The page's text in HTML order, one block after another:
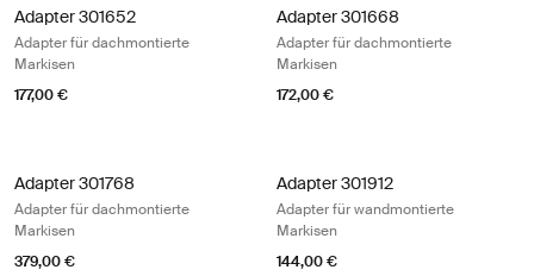
Adapter 301652
Adapter für dachmontierte
Markisen
177,00 €
Adapter 301668
Adapter für dachmontierte
Markisen
172,00 €
Adapter 301768
Adapter für dachmontierte
Markisen
379,00 €
Adapter 301912
Adapter für wandmontierte
Markisen
144,00 €